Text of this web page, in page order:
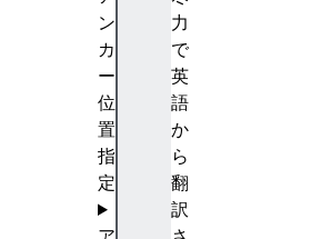
力
で
英
語
か
ら
翻
訳
ン
カ
ー
位
置
指
定